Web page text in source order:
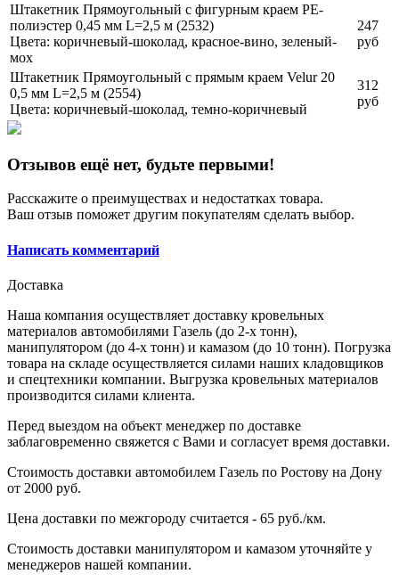
Штакетник Прямоугольный с фигурным краем PE-
полиэстер 0,45 мм L=2,5 м (2532)
Цвета: коричневый-шоколад, красное-вино, зеленый-
мох
247
руб
Штакетник Прямоугольный с прямым краем Velur 20
0,5 мм L=2,5 м (2554)
Цвета: коричневый-шоколад, темно-коричневый
312
руб
Отзывов ещё нет, будьте первыми!
Расскажите о преимуществах и недостатках товара.
Ваш отзыв поможет другим покупателям сделать выбор.
Написать комментарий
Доставка
Наша компания осуществляет доставку кровельных
материалов автомобилями Газель (до 2-х тонн),
манипулятором (до 4-х тонн) и камазом (до 10 тонн). Погрузка
товара на складе осуществляется силами наших кладовщиков
и спецтехники компании. Выгрузка кровельных материалов
производится силами клиента.
Перед выездом на объект менеджер по доставке
заблаговременно свяжется с Вами и согласует время доставки.
Стоимость доставки автомобилем Газель по Ростову на Дону
от 2000 руб.
Цена доставки по межгороду считается - 65 руб./км.
Стоимость доставки манипулятором и камазом уточняйте у
менеджеров нашей компании.